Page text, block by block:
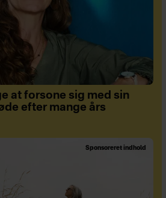
at forsone sig med sin
efter mange års
Sponsoreret indhold